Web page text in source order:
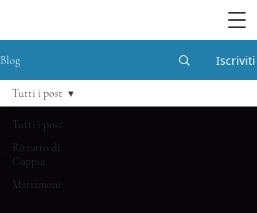
Blog Iscriviti
Tutti i post
Ritratto di
Coppia
Matrimoni
Tutti i post